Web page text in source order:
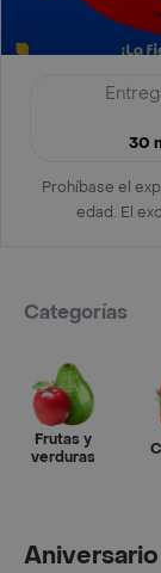
30
Prohíbase el
edad. El
Categorías
Frutas y
verduras